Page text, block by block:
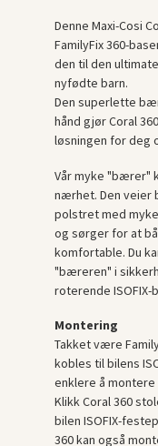
Denne Maxi-Cosi
FamilyFix 360-
den til den
nyfødte barn.
Den superlette
hånd gjør Coral
løsningen for deg
Vår myke "bærer"
nærhet. Den veier
polstret med
og sørger for at
komfortable. Du
"bæreren" i
roterende
Montering
Takket være
kobles til bilens
enklere å montere
Klikk Coral 360
bilen ISOFIX-
360 kan også